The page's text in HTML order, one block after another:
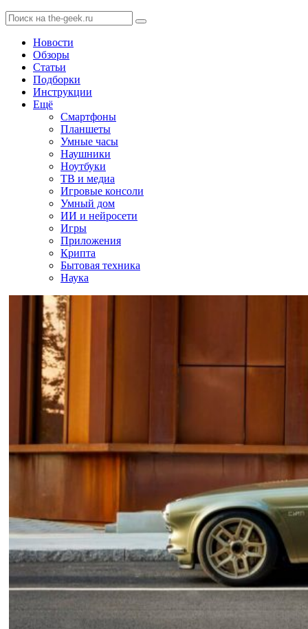
Новости
Обзоры
Статьи
Подборки
Инструкции
Ещё
Смартфоны
Планшеты
Умные часы
Наушники
Ноутбуки
ТВ и медиа
Игровые консоли
Умный дом
ИИ и нейросети
Игры
Приложения
Крипта
Бытовая техника
Наука